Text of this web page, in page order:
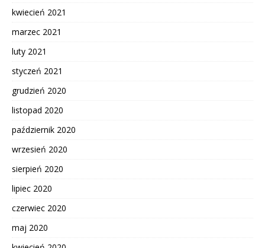
kwiecień 2021
marzec 2021
luty 2021
styczeń 2021
grudzień 2020
listopad 2020
październik 2020
wrzesień 2020
sierpień 2020
lipiec 2020
czerwiec 2020
maj 2020